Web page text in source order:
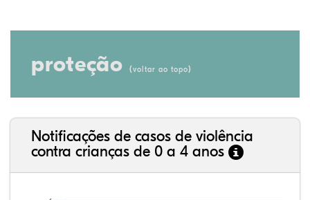
proteção (voltar ao topo)
Notificações de casos de violência
contra crianças de 0 a 4 anos